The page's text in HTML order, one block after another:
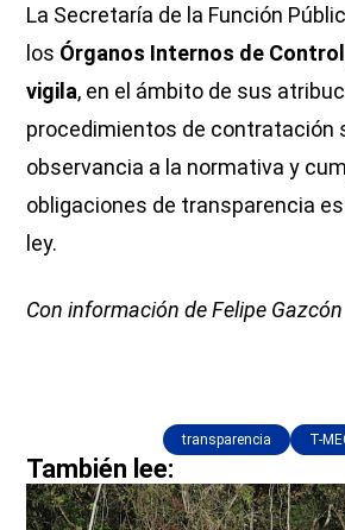
La Secretaría de la Función
los Órganos Internos de
vigila, en el ámbito de sus
procedimientos de contratación
observancia a la normativa y
obligaciones de transparencia
ley.
Con información de Felipe Gazcón
transparencia T-
También lee: